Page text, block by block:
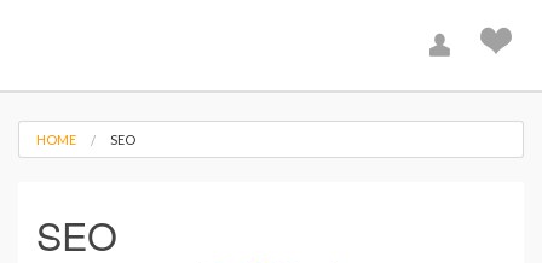
HOME SEO
SEO